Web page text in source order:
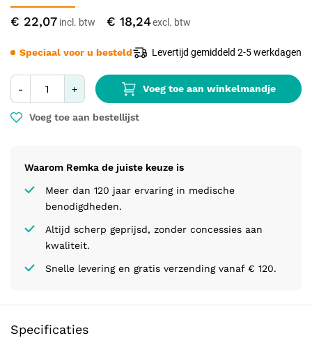
€ 22,07 € 18,24
- + Voeg toe aan winkelmandje
Voeg toe aan bestellijst
Waarom Remka de juiste keuze is
Meer dan 120 jaar ervaring in medische
benodigdheden.
Altijd scherp geprijsd, zonder concessies aan
kwaliteit.
Snelle levering en gratis verzending vanaf € 120.
Speciaal voor u besteld Levertijd gemiddeld 2-5 werkdagen
Specificaties